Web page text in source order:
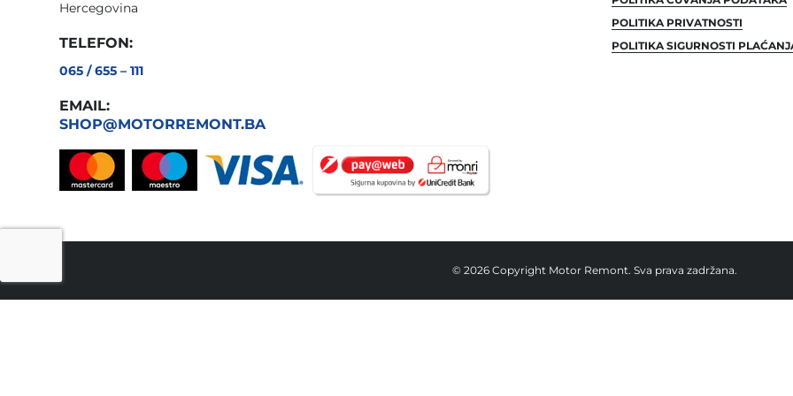
Hercegovina
TELEFON:
065 / 655 – 111
EMAIL:
SHOP@MOTORREMONT.BA
POLITIKA PRIVATNOSTI
POLITIKA SIGURNOSTI
© 2026 Copyright Motor Remont. Sva prava zadržana.